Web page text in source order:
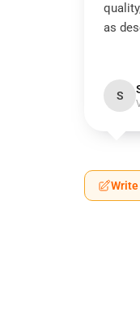
as
S